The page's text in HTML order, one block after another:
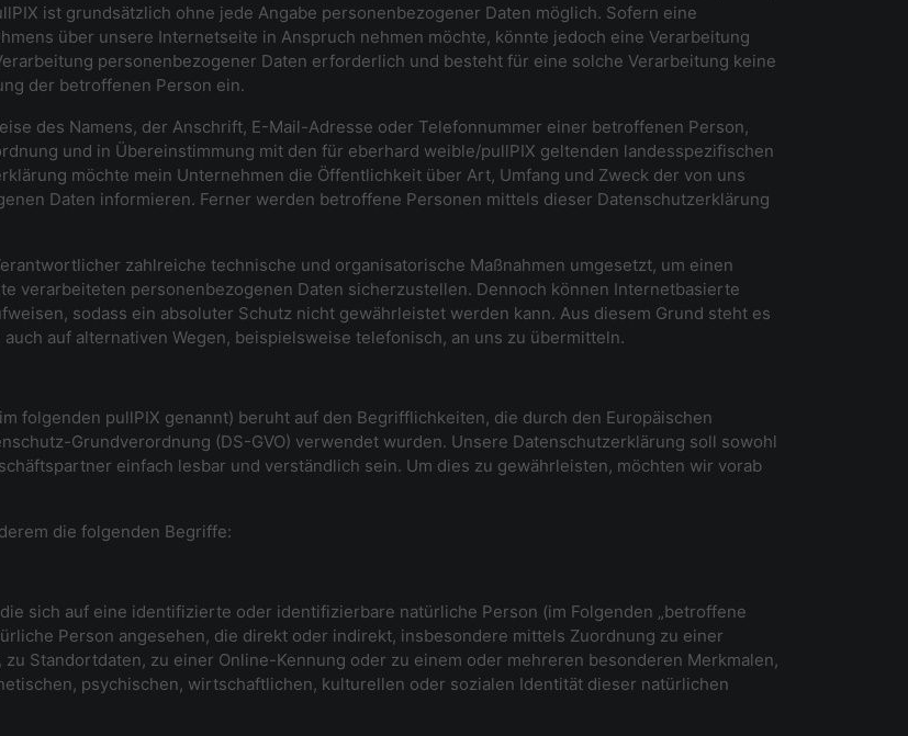
ist grundsätzlich ohne jede Angabe personenbezogener Daten möglich. Sofern eine
über unsere Internetseite in Anspruch nehmen möchte, könnte jedoch eine Verarbeitung
personenbezogener Daten erforderlich und besteht für eine solche Verarbeitung keine
der betroffenen Person ein.
des Namens, der Anschrift, E-Mail-Adresse oder Telefonnummer einer betroffenen Person,
und in Übereinstimmung mit den für eberhard weible/pullPIX geltenden landesspezifischen
möchte mein Unternehmen die Öffentlichkeit über Art, Umfang und Zweck der von uns
Daten informieren. Ferner werden betroffene Personen mittels dieser Datenschutzerklärung
zahlreiche technische und organisatorische Maßnahmen umgesetzt, um einen
verarbeiteten personenbezogenen Daten sicherzustellen. Dennoch können Internetbasierte
sodass ein absoluter Schutz nicht gewährleistet werden kann. Aus diesem Grund steht es
auf alternativen Wegen, beispielsweise telefonisch, an uns zu übermitteln.
folgenden pullPIX genannt) beruht auf den Begrifflichkeiten, die durch den Europäischen
Grundverordnung (DS-GVO) verwendet wurden. Unsere Datenschutzerklärung soll sowohl
einfach lesbar und verständlich sein. Um dies zu gewährleisten, möchten wir vorab
die folgenden Begriffe:
sich auf eine identifizierte oder identifizierbare natürliche Person (im Folgenden „betroffene
Person angesehen, die direkt oder indirekt, insbesondere mittels Zuordnung zu einer
Standortdaten, zu einer Online-Kennung oder zu einem oder mehreren besonderen Merkmalen,
psychischen, wirtschaftlichen, kulturellen oder sozialen Identität dieser natürlichen